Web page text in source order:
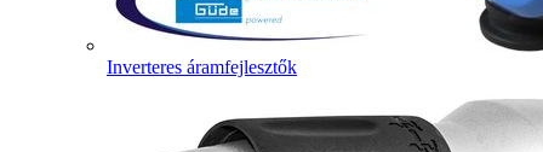
Inverteres áramfejlesztők